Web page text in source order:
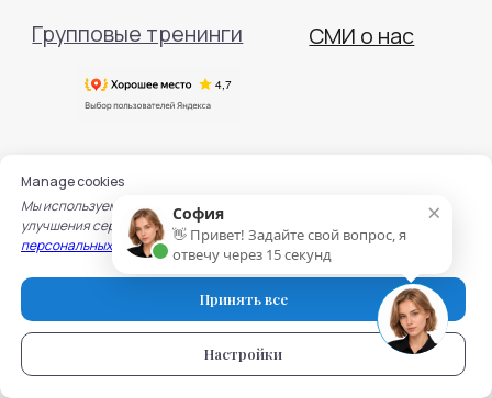
Manage cookies
Мы используем cookie для работы сайта, записи на услуги и
улучшения сервисов. Подробнее — вПолитике обработки
персональных данныхи Политике использования cookie.
Принять все
Настройки
×
София
👋 Привет! Задайте свой вопрос, я
отвечу через 15 секунд